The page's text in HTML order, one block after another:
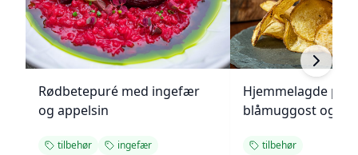
Rødbetepuré med ingefær
og appelsin
tilbehør ingefær
Hjemmelagde
blåmuggost og
tilbehør